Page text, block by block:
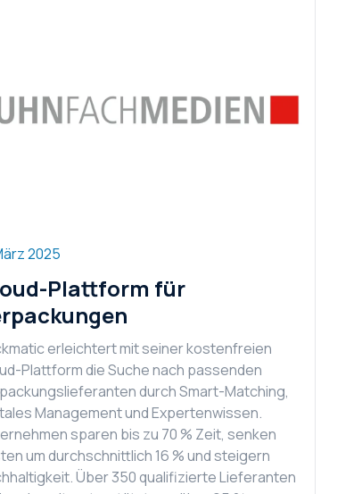
2025
Plattform für
erleichtert mit seiner kostenfreien
Plattform die Suche nach passenden
durch Smart-Matching,
Management und Expertenwissen.
sparen bis zu 70 % Zeit, senken
um durchschnittlich 16 % und steigern
Über 350 qualifizierte Lieferanten